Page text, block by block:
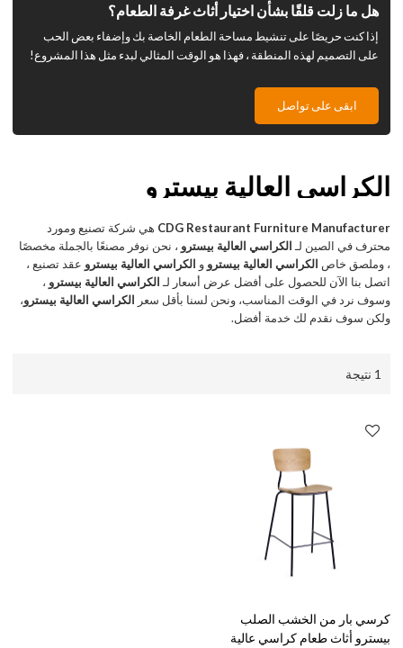
هل ما زلت قلقًا بشأن اختيار أثاث غرفة الطعام؟
إذا كنت حريصًا على تنشيط مساحة الطعام الخاصة بك وإضفاء بعض الحب
على التصميم لهذه المنطقة ، فهذا هو الوقت المثالي لبدء مثل هذا المشروع!
ابقى على تواصل
الكراسي العالية بيسترو
CDG Restaurant Furniture Manufacturer هي شركة تصنيع ومورد
محترف في الصين لـ الكراسي العالية بيسترو ، نحن نوفر مصنعًا بالجملة مخصصًا
، وملصق خاص الكراسي العالية بيسترو و الكراسي العالية بيسترو عقد تصنيع ،
اتصل بنا الآن للحصول على أفضل عرض أسعار لـ الكراسي العالية بيسترو ،
وسوف نرد في الوقت المناسب، ونحن لسنا بأقل سعر الكراسي العالية بيسترو،
ولكن سوف نقدم لك خدمة أفضل.
1 نتيجة
كرسي بار من الخشب الصلب
بيسترو أثاث طعام كراسي عالية